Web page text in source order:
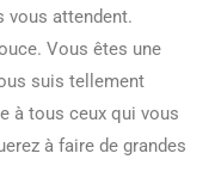
vous attendent.
Vous êtes une
suis tellement
à tous ceux qui vous
à faire de grandes